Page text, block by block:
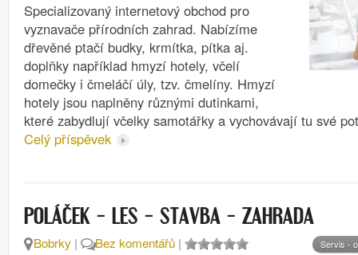
Specializovaný internetový obchod pro
vyznavače přírodních zahrad. Nabízíme
dřevěné ptačí budky, krmítka, pítka aj.
doplňky například hmyzí hotely, včelí
domečky i čmeláčí úly, tzv. čmelíny. Hmyzí
hotely jsou naplněny různými dutinkami,
které zabydlují včelky samotářky a vychovávají tu své
Celý příspěvek
POLÁČEK – LES – STAVBA – ZAHRADA
Servis -
Bobrky | Bez komentářů |